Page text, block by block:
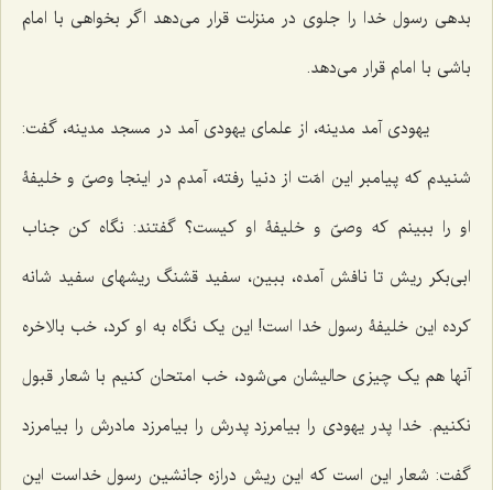
بدهی رسول خدا را جلوی در منزلت قرار می‌دهد اگر بخواهی با امام
باشی با امام قرار می‌دهد.
یهودی آمد مدینه، از علمای یهودی آمد در مسجد مدینه، گفت:
شنیدم که پیامبر این امّت از دنیا رفته، آمدم در اینجا وصیّ و خلیفۀ
او را ببینم که وصیّ و خلیفۀ او کیست؟ گفتند: نگاه کن جناب
ابی‌بکر ریش تا نافش آمده، ببین، سفید قشنگ ریشهای سفید شانه
کرده این خلیفۀ رسول خدا است! این یک نگاه به او کرد، خب بالاخره
آنها هم یک چیزی حالیشان می‌شود، خب امتحان کنیم با شعار قبول
نکنیم. خدا پدر یهودی را بیامرزد پدرش را بیامرزد مادرش را بیامرزد
گفت: شعار این است که این ریش درازه جانشین رسول خداست این